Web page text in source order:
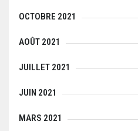
OCTOBRE 2021
AOÛT 2021
JUILLET 2021
JUIN 2021
MARS 2021